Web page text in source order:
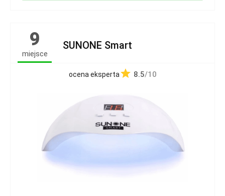
9
miejsce
SUNONE Smart
ocena eksperta 8.5/10